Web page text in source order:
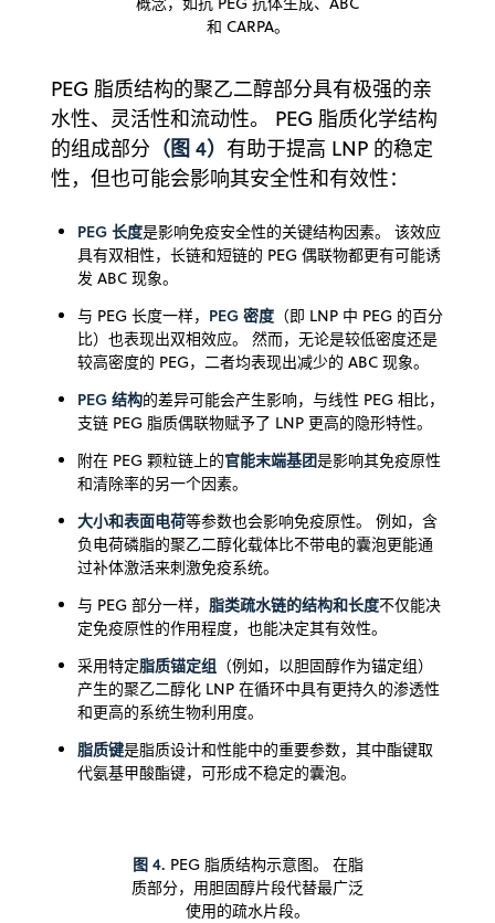
和 CARPA。
PEG 脂质结构的聚乙二醇部分具有极强的亲
水性、灵活性和流动性。 PEG 脂质化学结构
的组成部分 （图 4） 有助于提高 LNP 的稳定
性，但也可能会影响其安全性和有效性：
PEG 长度是影响免疫安全性的关键结构因素。 该效应
具有双相性，长链和短链的 PEG 偶联物都更有可能诱
发 ABC 现象。
与 PEG 长度一样， PEG 密度 （即 LNP 中 PEG 的百分
比）也表现出双相效应。 然而，无论是较低密度还是
较高密度的 PEG，二者均表现出减少的 ABC 现象。
PEG 结构的差异可能会产生影响，与线性 PEG 相比，
支链 PEG 脂质偶联物赋予了 LNP 更高的隐形特性。
附在 PEG 颗粒链上的官能末端基团是影响其免疫原性
和清除率的另一个因素。
大小和表面电荷等参数也会影响免疫原性。 例如，含
负电荷磷脂的聚乙二醇化载体比不带电的囊泡更能通
过补体激活来刺激免疫系统。
与 PEG 部分一样， 脂类疏水链的结构和长度不仅能决
定免疫原性的作用程度，也能决定其有效性。
采用特定脂质锚定组 （例如，以胆固醇作为锚定组）
产生的聚乙二醇化 LNP 在循环中具有更持久的渗透性
和更高的系统生物利用度。
脂质键是脂质设计和性能中的重要参数，其中酯键取
代氨基甲酸酯键，可形成不稳定的囊泡。
图 4. PEG 脂质结构示意图。 在脂
质部分，用胆固醇片段代替最广泛
使用的疏水片段。